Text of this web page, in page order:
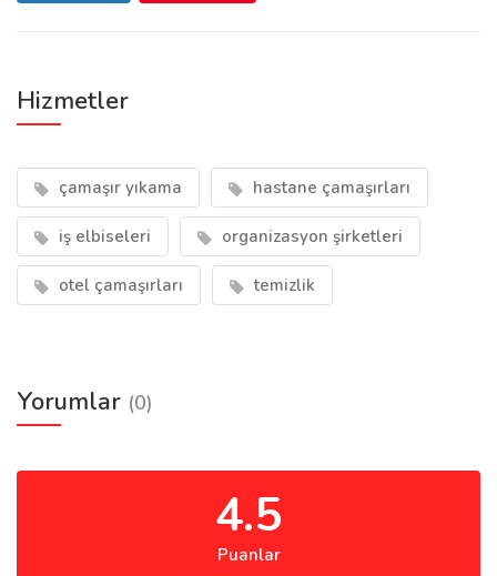
Hizmetler
çamaşır yıkama hastane çamaşırları
iş elbiseleri organizasyon şirketleri
otel çamaşırları temizlik
Yorumlar (0)
4.5
Puanlar